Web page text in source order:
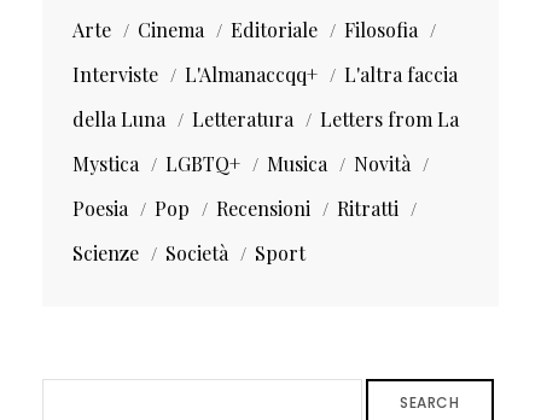
Arte
Cinema Editoriale
Filosofia
Interviste
L'Almanaccqq+
L'altra faccia
della Luna
Letteratura
Letters from La
Mystica
LGBTQ+ Musica
Novità
Poesia
Pop Recensioni
Ritratti
Scienze
Società Sport
SEARCH